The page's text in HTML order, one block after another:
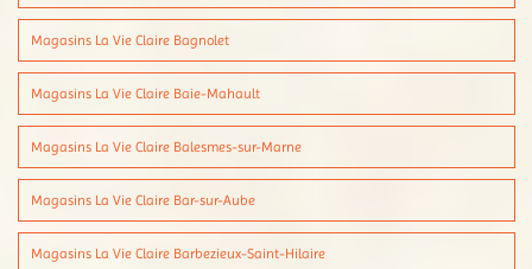
Magasins La Vie Claire Bagnolet
Magasins La Vie Claire Baie-Mahault
Magasins La Vie Claire Balesmes-sur-Marne
Magasins La Vie Claire Bar-sur-Aube
Magasins La Vie Claire Barbezieux-Saint-Hilaire